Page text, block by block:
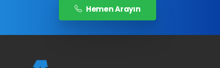
Hemen Arayın